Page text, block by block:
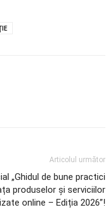
Articolul următor
„Ghidul de bune practici
produselor și serviciilor
online – Ediția 2026”!